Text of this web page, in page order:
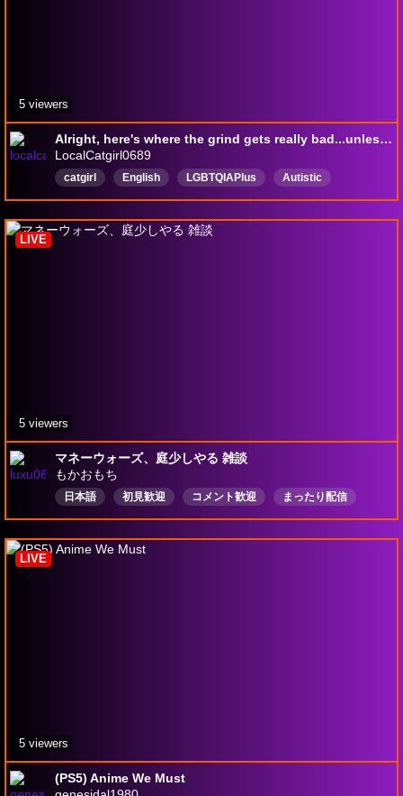
Alright, here's where the grind gets really bad...unless?
LocalCatgirl0689
catgirl English LGBTQIAPlus
Autistic
VTuber
PNGTuber Pluralsystem
5 viewers
マネーウォーズ、庭少しやる 雑談
もかおもち
日本語 初見歓迎 コメント歓迎
まったり配信
原神
スタレ 雑談 ハートピア
NTE
Drops有効
LIVE
5 viewers
(PS5) Anime We Must
LIVE
5 viewers